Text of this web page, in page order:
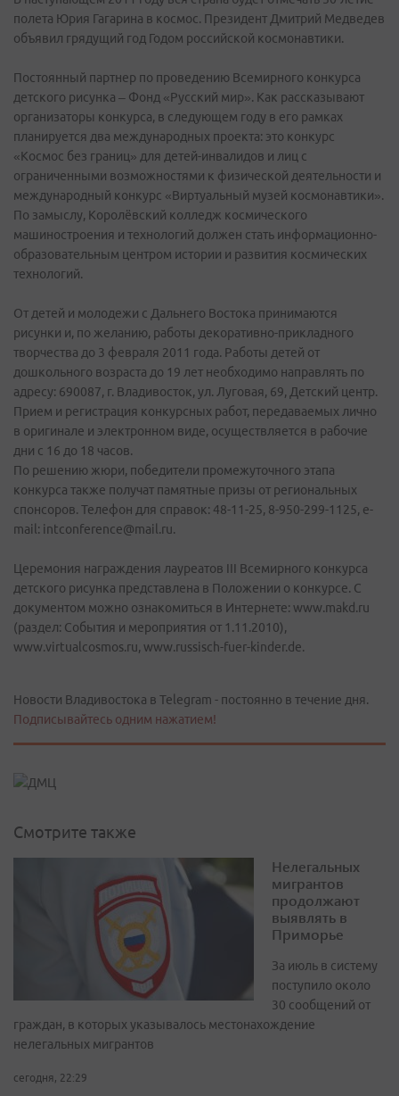
полета Юрия Гагарина в космос. Президент Дмитрий Медведев
объявил грядущий год Годом российской космонавтики.
Постоянный партнер по проведению Всемирного конкурса
детского рисунка – Фонд «Русский мир». Как рассказывают
организаторы конкурса, в следующем году в его рамках
планируется два международных проекта: это конкурс
«Космос без границ» для детей-инвалидов и лиц с
ограниченными возможностями к физической деятельности и
международный конкурс «Виртуальный музей космонавтики».
По замыслу, Королёвский колледж космического
машиностроения и технологий должен стать информационно-
образовательным центром истории и развития космических
технологий.
От детей и молодежи с Дальнего Востока принимаются
рисунки и, по желанию, работы декоративно-прикладного
творчества до 3 февраля 2011 года. Работы детей от
дошкольного возраста до 19 лет необходимо направлять по
адресу: 690087, г. Владивосток, ул. Луговая, 69, Детский центр.
Прием и регистрация конкурсных работ, передаваемых лично
в оригинале и электронном виде, осуществляется в рабочие
дни с 16 до 18 часов.
По решению жюри, победители промежуточного этапа
конкурса также получат памятные призы от региональных
спонсоров. Телефон для справок: 48-11-25, 8-950-299-1125, e-
mail: intconference@mail.ru.
Церемония награждения лауреатов III Всемирного конкурса
детского рисунка представлена в Положении о конкурсе. С
документом можно ознакомиться в Интернете: www.makd.ru
(раздел: События и мероприятия от 1.11.2010),
www.virtualcosmos.ru, www.russisch-fuer-kinder.de.
Новости Владивостока в Telegram - постоянно в течение дня.
Подписывайтесь одним нажатием!
Смотрите также
Нелегальных
мигрантов
продолжают
выявлять в
Приморье
За июль в систему
поступило около
30 сообщений от
граждан, в которых указывалось местонахождение
нелегальных мигрантов
сегодня, 22:29